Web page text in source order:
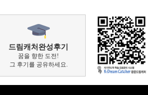
드림캐처완성후기
꿈을 향한 도전!
그 후기를 공유하세요.